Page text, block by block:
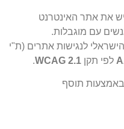
את אתר האינטרנט
עם מוגבלות.
לנגישות אתרים (ת"י
לפי תקן WCAG 2.1
.
באמצעות תוסף